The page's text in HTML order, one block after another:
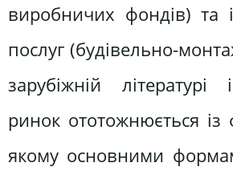
виробничих фондів) та
послуг (будівельно-
зарубіжній літературі
ринок ототожнюється
якому основними